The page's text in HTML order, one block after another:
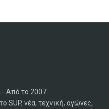
- Από το 2007
SUP, νέα, τεχνική, αγώνες,